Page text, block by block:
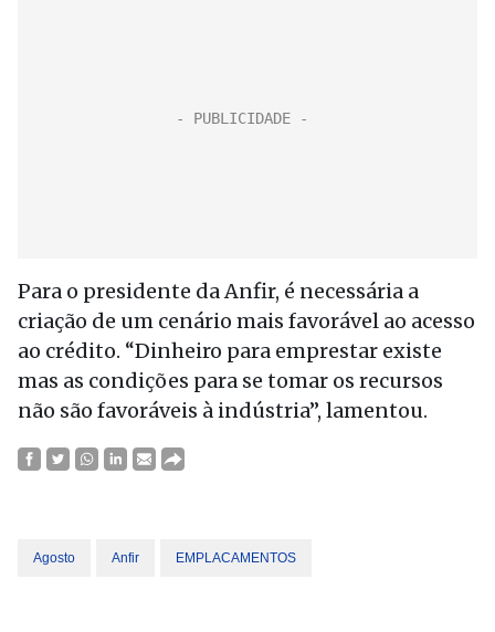
Para o presidente da Anfir, é necessária a
criação de um cenário mais favorável ao acesso
ao crédito. “Dinheiro para emprestar existe
mas as condições para se tomar os recursos
não são favoráveis à indústria”, lamentou.
Agosto Anfir EMPLACAMENTOS